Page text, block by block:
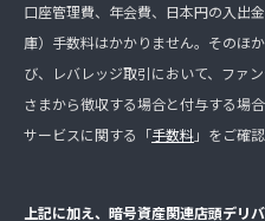
口座管理費、年会費、日本円の入出
庫）手数料はかかりません。そのほ
び、レバレッジ取引において、ファ
さまから徴収する場合と付与する場
サービスに関する「手数料」をご確
上記に加え、暗号資産関連店頭デリ